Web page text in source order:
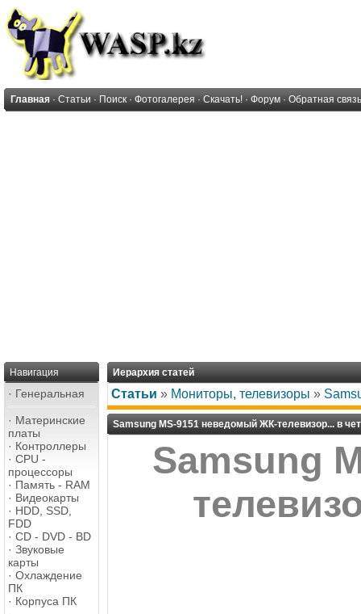
Главная · Статьи · Поиск · Фотогалерея · Скачать! · Форум · Обратная связь
Навигация
· Генеральная
· Материнские
платы
· Контроллеры
· CPU -
процессоры
· Память - RAM
· Видеокарты
· HDD, SSD,
FDD
· CD - DVD - BD
· Звуковые
карты
· Охлаждение
ПК
· Корпуса ПК
Иерархия статей
Статьи » Мониторы, телевизоры »
Samsung MS-9151 неведомый ЖК-телевизор... в
Samsung